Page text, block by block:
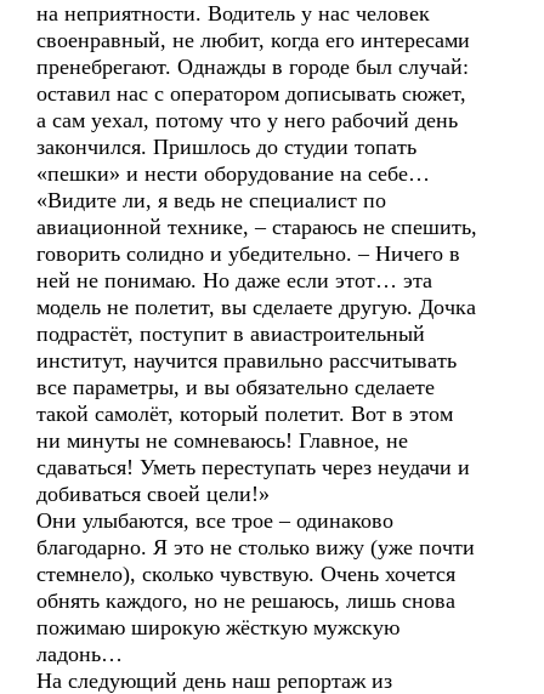
на неприятности. Водитель у нас человек
своенравный, не любит, когда его интересами
пренебрегают. Однажды в городе был случай:
оставил нас с оператором дописывать сюжет,
а сам уехал, потому что у него рабочий день
закончился. Пришлось до студии топать
«пешки» и нести оборудование на себе…
«Видите ли, я ведь не специалист по
авиационной технике, – стараюсь не спешить,
говорить солидно и убедительно. – Ничего в
ней не понимаю. Но даже если этот… эта
модель не полетит, вы сделаете другую. Дочка
подрастёт, поступит в авиастроительный
институт, научится правильно рассчитывать
все параметры, и вы обязательно сделаете
такой самолёт, который полетит. Вот в этом
ни минуты не сомневаюсь! Главное, не
сдаваться! Уметь переступать через неудачи и
добиваться своей цели!»
Они улыбаются, все трое – одинаково
благодарно. Я это не столько вижу (уже почти
стемнело), сколько чувствую. Очень хочется
обнять каждого, но не решаюсь, лишь снова
пожимаю широкую жёсткую мужскую
ладонь…
На следующий день наш репортаж из